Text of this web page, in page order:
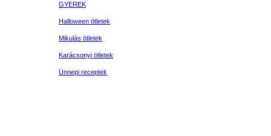
GYEREK
Halloween ötletek
Mikulás ötletek
Karácsonyi ötletek
Ünnepi receptek